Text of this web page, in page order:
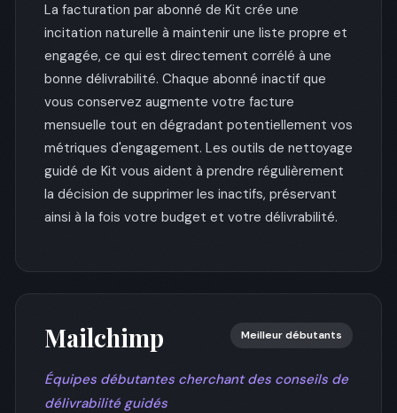
La facturation par abonné de Kit crée une
incitation naturelle à maintenir une liste propre et
engagée, ce qui est directement corrélé à une
bonne délivrabilité. Chaque abonné inactif que
vous conservez augmente votre facture
mensuelle tout en dégradant potentiellement vos
métriques d'engagement. Les outils de nettoyage
guidé de Kit vous aident à prendre régulièrement
la décision de supprimer les inactifs, préservant
ainsi à la fois votre budget et votre délivrabilité.
Mailchimp Meilleur débutants
Équipes débutantes cherchant des conseils de
délivrabilité guidés